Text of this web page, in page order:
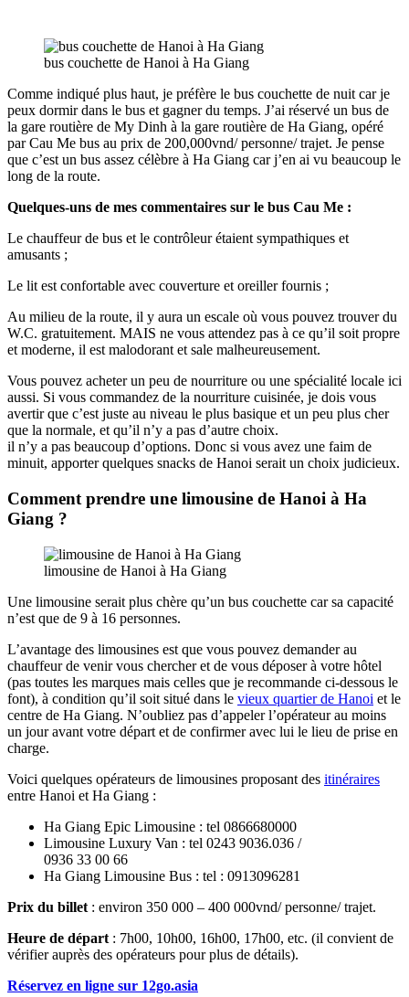
bus couchette de Hanoi à Ha Giang
Comme indiqué plus haut, je préfère le bus couchette de nuit car je
peux dormir dans le bus et gagner du temps. J’ai réservé un bus de
la gare routière de My Dinh à la gare routière de Ha Giang, opéré
par Cau Me bus au prix de 200,000vnd/ personne/ trajet. Je pense
que c’est un bus assez célèbre à Ha Giang car j’en ai vu beaucoup le
long de la route.
Quelques-uns de mes commentaires sur le bus Cau Me :
Le chauffeur de bus et le contrôleur étaient sympathiques et
amusants ;
Le lit est confortable avec couverture et oreiller fournis ;
Au milieu de la route, il y aura un escale où vous pouvez trouver du
W.C. gratuitement. MAIS ne vous attendez pas à ce qu’il soit propre
et moderne, il est malodorant et sale malheureusement.
Vous pouvez acheter un peu de nourriture ou une spécialité locale ici
aussi. Si vous commandez de la nourriture cuisinée, je dois vous
avertir que c’est juste au niveau le plus basique et un peu plus cher
que la normale, et qu’il n’y a pas d’autre choix.
il n’y a pas beaucoup d’options. Donc si vous avez une faim de
minuit, apporter quelques snacks de Hanoi serait un choix judicieux.
Comment prendre une limousine de Hanoi à Ha
Giang ?
limousine de Hanoi à Ha Giang
Une limousine serait plus chère qu’un bus couchette car sa capacité
n’est que de 9 à 16 personnes.
L’avantage des limousines est que vous pouvez demander au
chauffeur de venir vous chercher et de vous déposer à votre hôtel
(pas toutes les marques mais celles que je recommande ci-dessous le
font), à condition qu’il soit situé dans le vieux quartier de Hanoi et le
centre de Ha Giang. N’oubliez pas d’appeler l’opérateur au moins
un jour avant votre départ et de confirmer avec lui le lieu de prise en
charge.
Voici quelques opérateurs de limousines proposant des itinéraires
entre Hanoi et Ha Giang :
Ha Giang Epic Limousine : tel 0866680000
Limousine Luxury Van : tel 0243 9036.036 /
0936 33 00 66
Ha Giang Limousine Bus : tel : 0913096281
Prix du billet : environ 350 000 – 400 000vnd/ personne/ trajet.
Heure de départ : 7h00, 10h00, 16h00, 17h00, etc. (il convient de
vérifier auprès des opérateurs pour plus de détails).
Réservez en ligne sur 12go.asia